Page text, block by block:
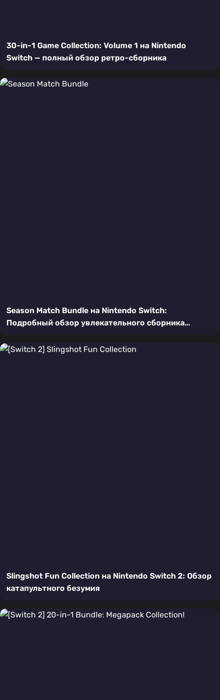
30-in-1 Game Collection: Volume 1 на Nintendo
Switch — полный обзор ретро-сборника
Season Match Bundle на Nintendo Switch:
Подробный обзор увлекательного сборника
Slingshot Fun Collection на Nintendo Switch 2: Обзор
катапультного безумия